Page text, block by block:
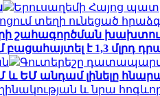
Երուսաղեմի Հայոց
տեղի ունեցած
շահագործման
բացահայտել է 1,3 մլրդ
Գուտերեշը
անդամ լինելը
և նրա